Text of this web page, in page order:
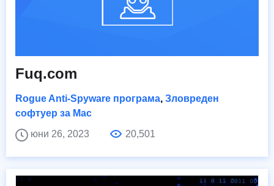
Fuq.com
Rogue Anti-Spyware програма, Зловреден
софтуер за Mac
юни 26, 2023
20,501